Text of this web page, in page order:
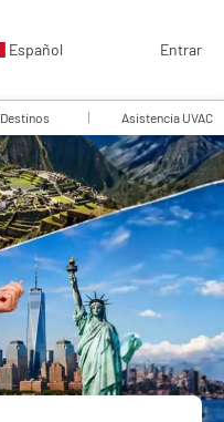
Español Entrar
Destinos Asistencia UVAC